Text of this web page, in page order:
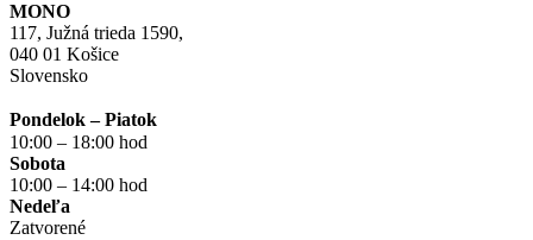
MONO
117, Južná trieda 1590,
040 01 Košice
Slovensko
Pondelok – Piatok
10:00 – 18:00 hod
Sobota
10:00 – 14:00 hod
Nedeľa
Zatvorené